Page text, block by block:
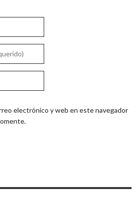
electrónico y web en este navegador